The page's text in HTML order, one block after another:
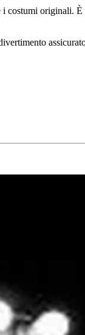
i costumi originali.